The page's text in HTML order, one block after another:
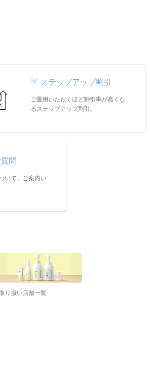
ステップアップ割引
ご愛用いただくほど割引率が高くな
るステップアップ割引。
問
いて、ご案内い
り扱い店舗一覧